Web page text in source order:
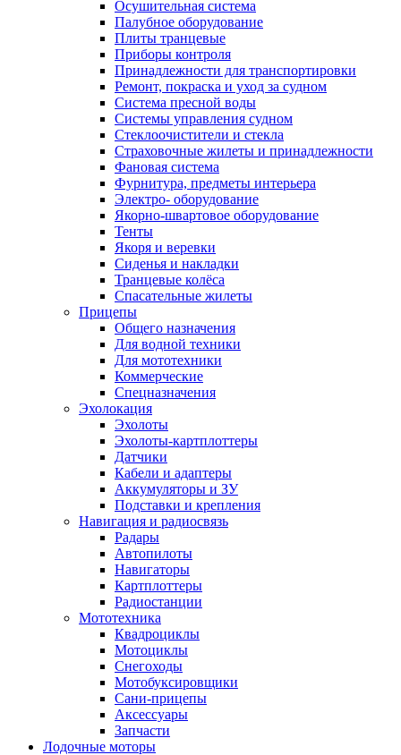
Осушительная система
Палубное оборудование
Плиты транцевые
Приборы контроля
Принадлежности для транспортировки
Ремонт, покраска и уход за судном
Система пресной воды
Системы управления судном
Стеклоочистители и стекла
Страховочные жилеты и принадлежности
Фановая система
Фурнитура, предметы интерьера
Электро- оборудование
Якорно-швартовое оборудование
Тенты
Якоря и веревки
Сиденья и накладки
Транцевые колёса
Спасательные жилеты
Прицепы
Общего назначения
Для водной техники
Для мототехники
Коммерческие
Спецназначения
Эхолокация
Эхолоты
Эхолоты-картплоттеры
Датчики
Кабели и адаптеры
Аккумуляторы и ЗУ
Подставки и крепления
Навигация и радиосвязь
Радары
Автопилоты
Навигаторы
Картплоттеры
Радиостанции
Мототехника
Квадроциклы
Мотоциклы
Снегоходы
Мотобуксировщики
Сани-прицепы
Аксессуары
Запчасти
Лодочные моторы